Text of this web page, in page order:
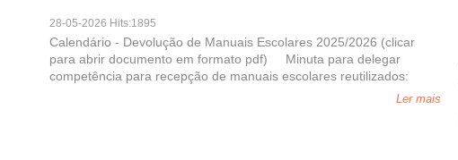
28-05-2026 Hits:1895
Calendário - Devolução de Manuais Escolares 2025/2026 (clicar
para abrir documento em formato pdf) Minuta para delegar
competência para recepção de manuais escolares reutilizados:
Ler mais